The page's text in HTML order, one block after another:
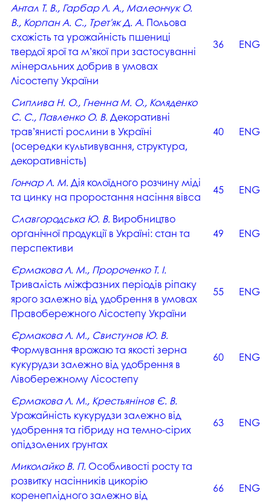
Антал Т. В., Гарбар Л. А., Малеончук О.
В., Корпан А. С., Трет'як Д. А. Польова
схожість та урожайність пшениці
твердої ярої та м’якої при застосуванні
мінеральних добрив в умовах
Лісостепу України
36 ENG
Сиплива Н. О., Гненна М. О., Коляденко
С. С., Павленко О. В. Декоративні
трав’янисті рослини в Україні
(осередки культивування, структура,
декоративність)
40 ENG
Гончар Л. М. Дія колоїдного розчину міді
та цинку на проростання насіння вівса
45 ENG
Славгородська Ю. В. Виробництво
органічної продукції в Україні: стан та
перспективи
49 ENG
Єрмакова Л. М., Пророченко Т. І.
Тривалість міжфазних періодів ріпаку
ярого залежно від удобрення в умовах
Правобережного Лісостепу України
55 ENG
Єрмакова Л. М., Свистунов Ю. В.
Формування врожаю та якості зерна
кукурудзи залежно від удобрення в
Лівобережному Лісостепу
60 ENG
Єрмакова Л. М., Крестьянінов Є. В.
Урожайність кукурудзи залежно від
удобрення та гібриду на темно-сірих
опідзолених ґрунтах
63 ENG
Миколайко В. П. Особливості росту та
розвитку насінників цикорію
коренеплідного залежно від
66 ENG